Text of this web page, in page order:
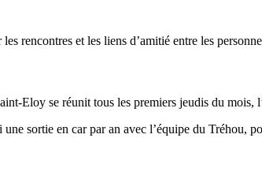
rencontres et les liens d’amitié entre les
Eloy se réunit tous les premiers jeudis du
une sortie en car par an avec l’équipe du Tréhou,